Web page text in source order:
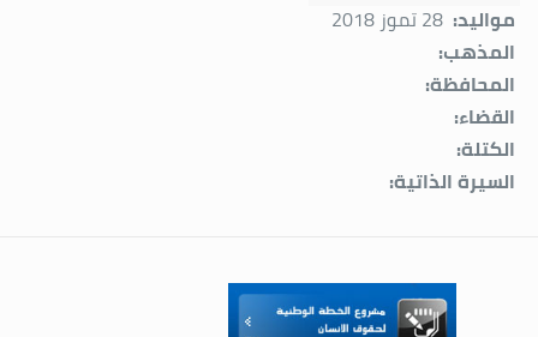
مواليد: 28 تموز 2018
المذهب:
المحافظة:
القضاء:
الكتلة:
السيرة الذاتية: